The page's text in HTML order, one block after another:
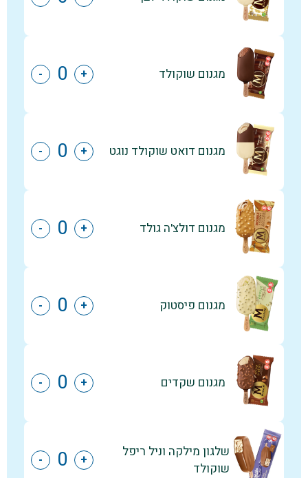
מגנום שוקולד +
-
מגנום דואט שוקולד נוגט +
-
מגנום דולצ'ה גולד +
-
מגנום פיסטוק +
-
מגנום שקדים +
-
שלגון מילקה וניל ריפל
שוקולד
+
-